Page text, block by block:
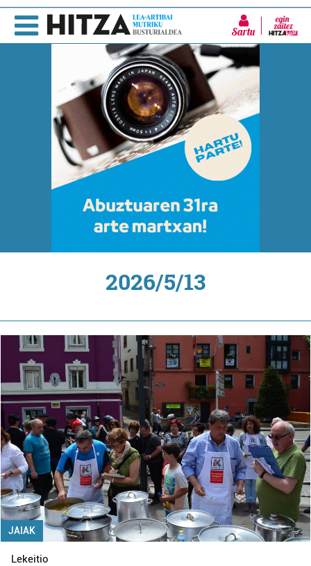
Sartu
2026/5/13
JAIAK
Lekeitio